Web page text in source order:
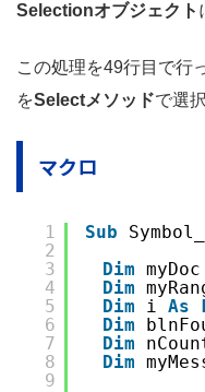
Selectionオブジェクト
この処理を49行目で行
をSelectメソッドで選
マクロ
1
2
3
4
5
6
7
8
9
Sub
Dim myDoc
Dim
Dim
i As
Dim
Dim
Dim